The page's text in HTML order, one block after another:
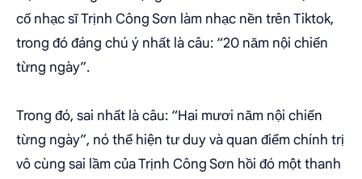
cố nhạc sĩ Trịnh Công Sơn làm nhạc nền trên Tiktok,
trong đó đáng chú ý nhất là câu: “20 năm nội chiến
từng ngày”.
Trong đó, sai nhất là câu: “Hai mươi năm nội chiến
từng ngày”, nó thể hiện tư duy và quan điểm chính trị
vô cùng sai lầm của Trịnh Công Sơn hồi đó một thanh